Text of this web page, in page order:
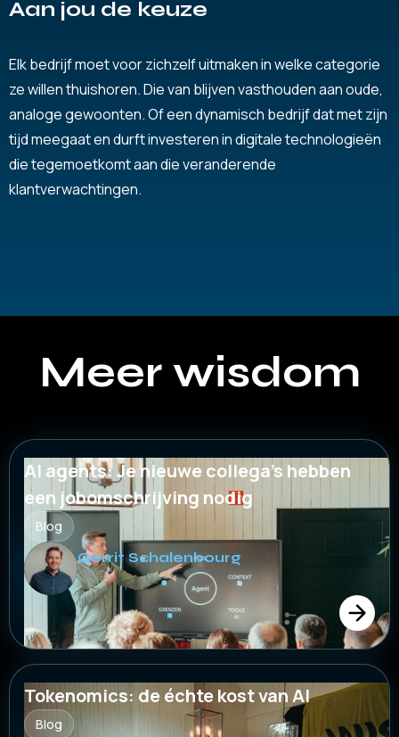
Aan jou de keuze
Elk bedrijf moet voor zichzelf uitmaken in welke categorie
ze willen thuishoren. Die van blijven vasthouden aan oude,
analoge gewoonten. Of een dynamisch bedrijf dat met zijn
tijd meegaat en durft investeren in digitale technologieën
die tegemoetkomt aan die veranderende
klantverwachtingen.
Meer wisdom
AI agents: Je nieuwe collega's hebben
een jobomschrijving nodig
Blog
Gerrit Schalenbourg
CEO
Tokenomics: de échte kost van AI
Blog